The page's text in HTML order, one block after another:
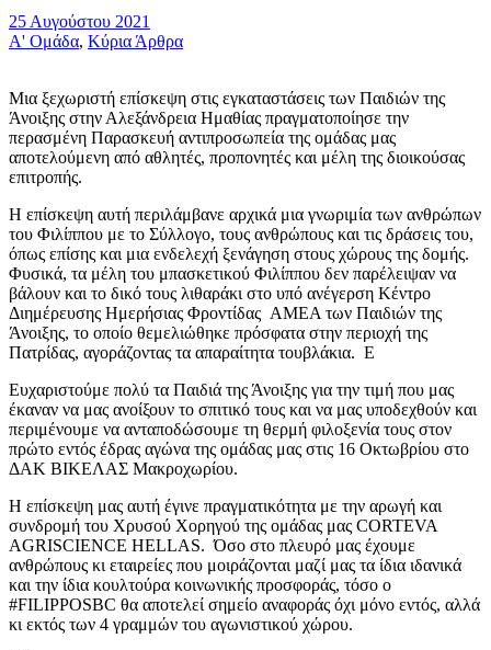
25 Αυγούστου 2021
Α' Ομάδα, Κύρια Άρθρα
Μια ξεχωριστή επίσκεψη στις εγκαταστάσεις των Παιδιών της
Άνοιξης στην Αλεξάνδρεια Ημαθίας πραγματοποίησε την
περασμένη Παρασκευή αντιπροσωπεία της ομάδας μας
αποτελούμενη από αθλητές, προπονητές και μέλη της διοικούσας
επιτροπής.
Η επίσκεψη αυτή περιλάμβανε αρχικά μια γνωριμία των ανθρώπων
του Φιλίππου με το Σύλλογο, τους ανθρώπους και τις δράσεις του,
όπως επίσης και μια ενδελεχή ξενάγηση στους χώρους της δομής.
Φυσικά, τα μέλη του μπασκετικού Φιλίππου δεν παρέλειψαν να
βάλουν και το δικό τους λιθαράκι στο υπό ανέγερση Κέντρο
Διημέρευσης Ημερήσιας Φροντίδας ΑΜΕΑ των Παιδιών της
Άνοιξης, το οποίο θεμελιώθηκε πρόσφατα στην περιοχή της
Πατρίδας, αγοράζοντας τα απαραίτητα τουβλάκια. Ε
Ευχαριστούμε πολύ τα Παιδιά της Άνοιξης για την τιμή που μας
έκαναν να μας ανοίξουν το σπιτικό τους και να μας υποδεχθούν και
περιμένουμε να ανταποδώσουμε τη θερμή φιλοξενία τους στον
πρώτο εντός έδρας αγώνα της ομάδας μας στις 16 Οκτωβρίου στο
ΔΑΚ ΒΙΚΕΛΑΣ Μακροχωρίου.
Η επίσκεψη μας αυτή έγινε πραγματικότητα με την αρωγή και
συνδρομή του Χρυσού Χορηγού της ομάδας μας CORTEVA
AGRISCIENCE HELLAS. Όσο στο πλευρό μας έχουμε
ανθρώπους κι εταιρείες που μοιράζονται μαζί μας τα ίδια ιδανικά
και την ίδια κουλτούρα κοινωνικής προσφοράς, τόσο ο
#FILIPPOSBC θα αποτελεί σημείο αναφοράς όχι μόνο εντός, αλλά
κι εκτός των 4 γραμμών του αγωνιστικού χώρου.